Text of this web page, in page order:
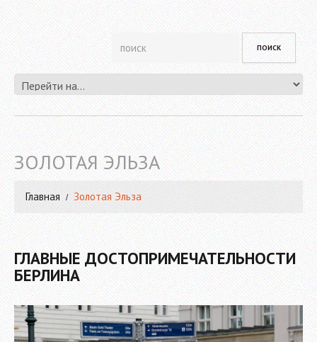
ЗОЛОТАЯ ЭЛЬЗА
Главная Золотая Эльза
ГЛАВНЫЕ ДОСТОПРИМЕЧАТЕЛЬНОСТИ
БЕРЛИНА